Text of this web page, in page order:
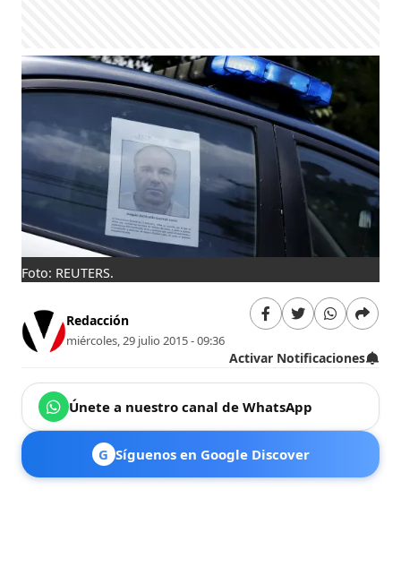
Foto: REUTERS.
Redacción
miércoles, 29 julio 2015 - 09:36
Activar Notificaciones
Únete a nuestro canal de WhatsApp
G Síguenos en Google Discover